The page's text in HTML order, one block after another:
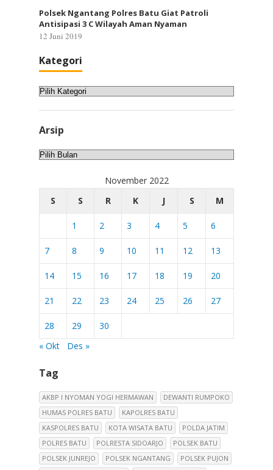
Polsek Ngantang Polres Batu Giat Patroli
Antisipasi 3 C Wilayah Aman Nyaman
12 Juni 2019
Kategori
Kategori
Arsip
Arsip
November 2022
S
S R K J S M
1 2 3 4 5 6
7 8 9 10 11 12 13
14 15 16 17 18 19 20
21 22 23 24 25 26 27
28 29
30
« Okt
Des »
Tag
AKBP I NYOMAN YOGI HERMAWAN
DEWANTI RUMPOKO
HUMAS POLRES BATU
KAPOLRES BATU
KASPOLRES BATU
KOTA WISATA BATU
POLDA JATIM
POLRES BATU
POLRESTA SIDOARJO
POLSEK BATU
POLSEK JUNREJO
POLSEK NGANTANG
POLSEK PUJON